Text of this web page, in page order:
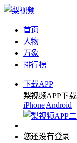
首页
人物
万象
排行榜
下载APP
梨视频APP下载
iPhone Android
您还没有登录